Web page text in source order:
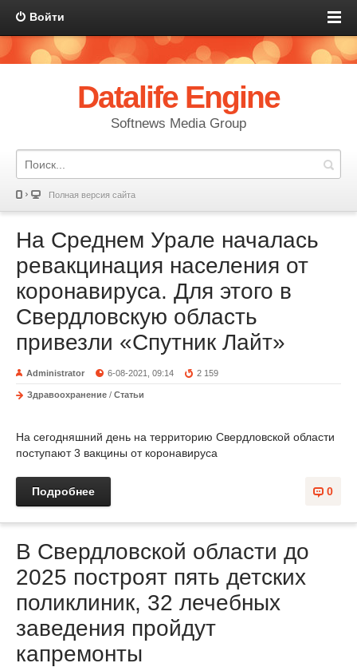
Войти
Datalife Engine
Softnews Media Group
Полная версия сайта
На Среднем Урале началась
ревакцинация населения от
коронавируса. Для этого в
Свердловскую область
привезли «Спутник Лайт»
Administrator 6-08-2021, 09:14 2 159
Здравоохранение / Статьи
На сегодняшний день на территорию Свердловской области
поступают 3 вакцины от коронавируса
0
Подробнее
В Свердловской области до
2025 построят пять детских
поликлиник, 32 лечебных
заведения пройдут
капремонты